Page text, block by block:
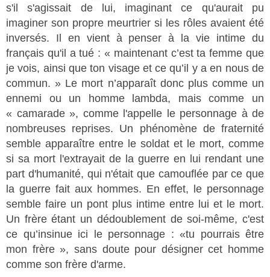
s'il s'agissait de lui, imaginant ce qu'aurait pu
imaginer son propre meurtrier si les rôles avaient été
inversés. Il en vient à penser à la vie intime du
français qu'il a tué : « maintenant c’est ta femme que
je vois, ainsi que ton visage et ce qu’il y a en nous de
commun. » Le mort n’apparaît donc plus comme un
ennemi ou un homme lambda, mais comme un
« camarade », comme l'appelle le personnage à de
nombreuses reprises. Un phénomène de fraternité
semble apparaître entre le soldat et le mort, comme
si sa mort l'extrayait de la guerre en lui rendant une
part d'humanité, qui n'était que camouflée par ce que
la guerre fait aux hommes. En effet, le personnage
semble faire un pont plus intime entre lui et le mort.
Un frère étant un dédoublement de soi-même, c'est
ce qu’insinue ici le personnage : «tu pourrais être
mon frère », sans doute pour désigner cet homme
comme son frère d'arme.